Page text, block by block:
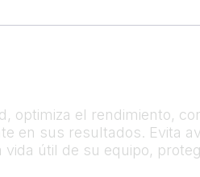
optimiza el rendimiento,
en sus resultados. Evita
útil de su equipo,